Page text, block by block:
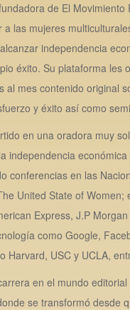
de El Movimiento
a las mujeres
independencia
éxito. Su plataforma les
al mes contenido original
y éxito así como
en una oradora muy
independencia
conferencias en las
United State of Women;
Express, J.P
como Google,
Harvard, USC y UCLA,
en el mundo
se transformó desde